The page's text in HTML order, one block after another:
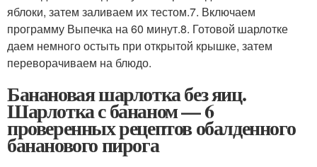
яблоки, затем заливаем их тестом.7. Включаем
программу Выпечка на 60 минут.8. Готовой шарлотке
даем немного остыть при открытой крышке, затем
переворачиваем на блюдо.
Банановая шарлотка без яиц.
Шарлотка с бананом — 6
проверенных рецептов обалденного
бананового пирога